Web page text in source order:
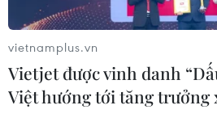
08/08/2026 01:59
Cần Thơ: Khởi tố 19 bị can
dàn cảnh cướp giật tại Tân
vietnamplus.vn
Vietjet được vinh danh
Việt hướng tới tăng trưởng